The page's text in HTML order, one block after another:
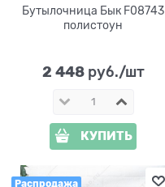
Бутылочница Бык F08743
полистоун
2 448 руб./шт
КУПИТЬ
Распродажа